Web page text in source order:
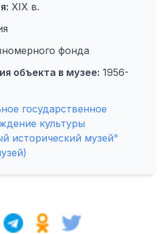
XIX в.
фонда
объекта в музее: 1956-
государственное
культуры
исторический музей"